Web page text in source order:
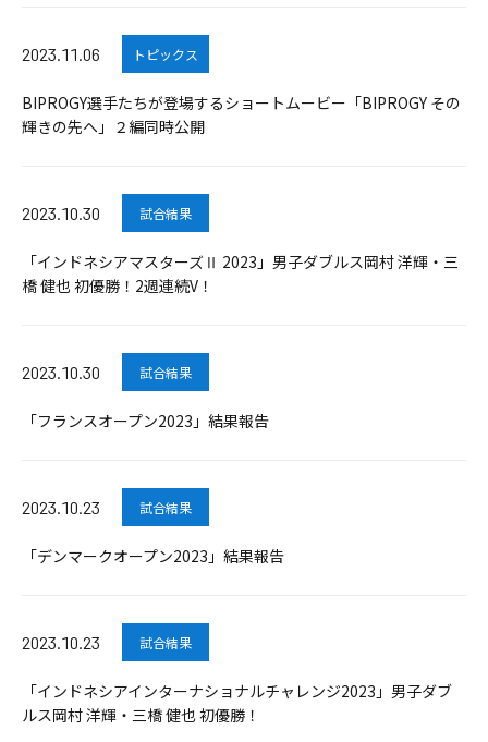
2023.11.06 トピックス
BIPROGY選手たちが登場するショートムービー「BIPROGY その
輝きの先へ」２編同時公開
2023.10.30 試合結果
「インドネシアマスターズⅡ 2023」男子ダブルス岡村 洋輝・三
橋 健也 初優勝！2週連続V！
2023.10.30 試合結果
「フランスオープン2023」結果報告
2023.10.23 試合結果
「デンマークオープン2023」結果報告
2023.10.23 試合結果
「インドネシアインターナショナルチャレンジ2023」男子ダブ
ルス岡村 洋輝・三橋 健也 初優勝！